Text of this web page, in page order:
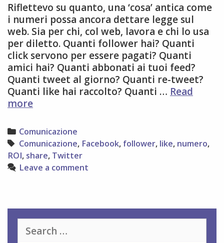
Riflettevo su quanto, una ‘cosa’ antica come
i numeri possa ancora dettare legge sul
web. Sia per chi, col web, lavora e chi lo usa
per diletto. Quanti follower hai? Quanti
click servono per essere pagati? Quanti
amici hai? Quanti abbonati ai tuoi feed?
Quanti tweet al giorno? Quanti re-tweet?
Quanti like hai raccolto? Quanti … Read
moreUn
fatto
di
numeri!
Categories
Comunicazione
Tags
Comunicazione, Facebook, follower, like, numero,
ROI, share, Twitter
Leave a comment
for: